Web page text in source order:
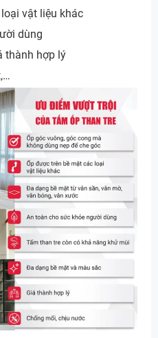
vật liệu khác
dùng
thành hợp lý